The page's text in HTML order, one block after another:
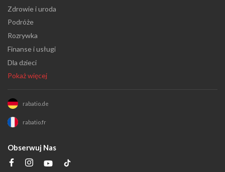
Zdrowie i uroda
Podróże
Rozrywka
Finanse i usługi
Dla dzieci
Pokaż więcej
rabatio.de
rabatio.fr
Obserwuj Nas